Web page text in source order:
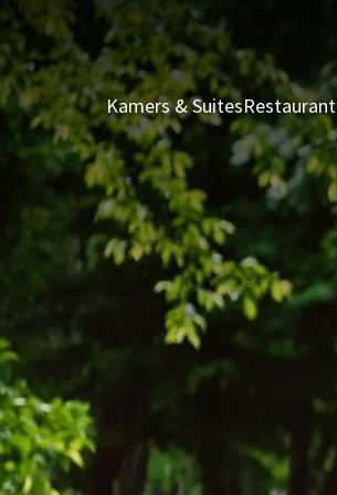
Kamers & SuitesRestaurant